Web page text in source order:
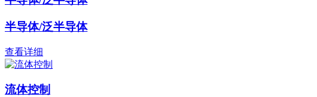
半导体/泛半导体
查看详细
流体控制